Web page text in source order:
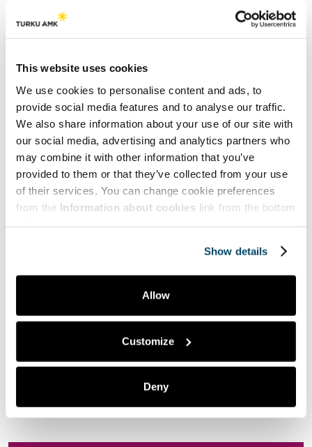
This website uses cookies
We use cookies to personalise content and ads, to
provide social media features and to analyse our traffic.
We also share information about your use of our site with
our social media, advertising and analytics partners who
may combine it with other information that you’ve
provided to them or that they’ve collected from your use
of their services. You can change cookie preferences
from the Information about cookies link from the bottom
Show details
Allow
Customize
Deny
Myynti | Sales
‘Saving Face’ in Online Negotiations
While the value of face-to-face interaction to business
become apparent in…
Lataa lisää
Teemat | Themes
Hyve | Health and Well-being
Puheenvuoroja | Comments
Taide | Art
Yrittäjyys | Entrepreneurship